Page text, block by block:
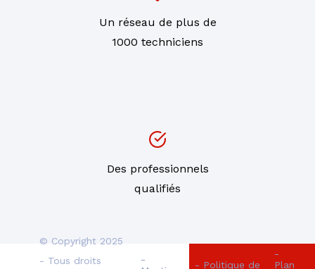
Un réseau de plus de
1000 techniciens
Des professionnels
qualifiés
© Copyright 2025
- Tous droits
-
- Politique de
-
Plan